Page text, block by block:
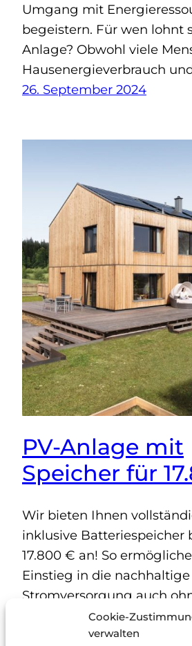
Cookie-
verwalten
Umgang mit
begeistern. Für wen lohnt
Anlage? Obwohl viele
Hausenergieverbrauch
26. September 2024
PV-Anlage mit
Speicher für
Wir bieten Ihnen
inklusive Batteriespeicher
17.800 € an! So
Einstieg in die nachhaltige
Stromversorgung auch
Budget. Vereinbaren Sie
Beratungstermin, um